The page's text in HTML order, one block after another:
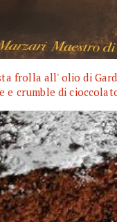
frolla all' olio di
e crumble di